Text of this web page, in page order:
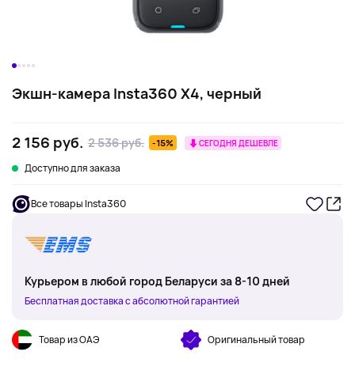
Экшн-камера Insta360 X4, черный
2 156 руб. 2 536 руб. -15% СЕГОДНЯ ДЕШЕВЛЕ
Доступно для заказа
Все товары Insta360
Курьером в любой город Беларуси за 8-10 дней
Бесплатная доставка с абсолютной гарантией
Товар из ОАЭ Оригинальный товар